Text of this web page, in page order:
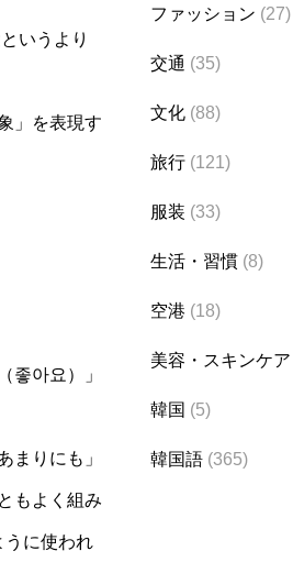
いうより
」を表現す
좋아요）」
まりにも」
もよく組み
うに使われ
ファッション (27)
交通 (35)
文化 (88)
旅行 (121)
服装 (33)
生活・習慣 (8)
空港 (18)
美容・スキンケア
韓国 (5)
韓国語 (365)